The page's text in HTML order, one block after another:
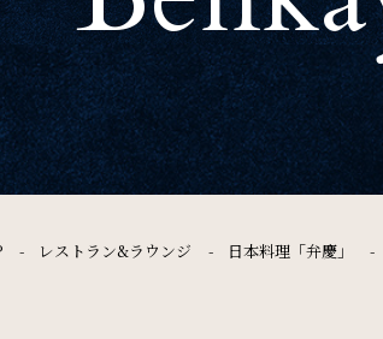
よくある質問
Contact
お問い合わせ
レストラン&ラウンジ 日本料理「弁慶」